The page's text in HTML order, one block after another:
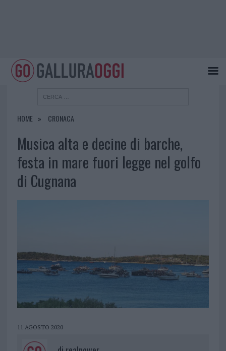
HOME CRONACA
Musica alta e decine di barche,
festa in mare fuori legge nel golfo
di Cugnana
11 AGOSTO 2020